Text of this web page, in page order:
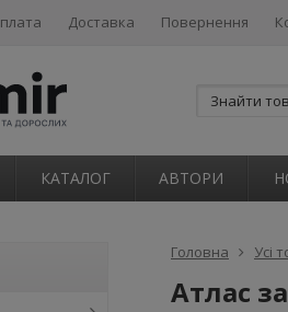
Доставка Повернення
КАТАЛОГ АВТОРИ
Головна Усі
Атлас